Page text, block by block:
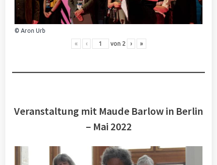
© Aron Urb
« ‹ von 2 › »
Veranstaltung mit Maude Barlow in Berlin
– Mai 2022